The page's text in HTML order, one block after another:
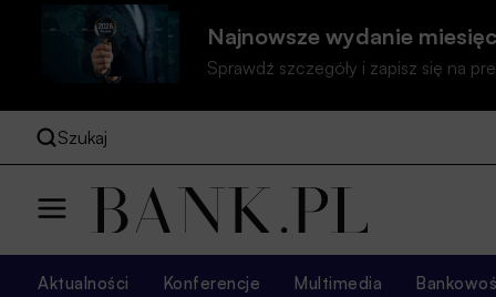
Najnowsze wydanie
Sprawdź szczegóły i zapisz się na
Szukaj
Aktualności Konferencje Multimedia